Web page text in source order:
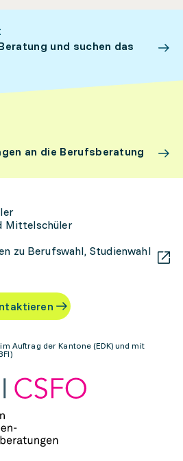
und suchen das
an die Berufsberatung
Mittelschüler
zu Berufswahl, Studienwahl
Auftrag der Kantone (EDK) und mit